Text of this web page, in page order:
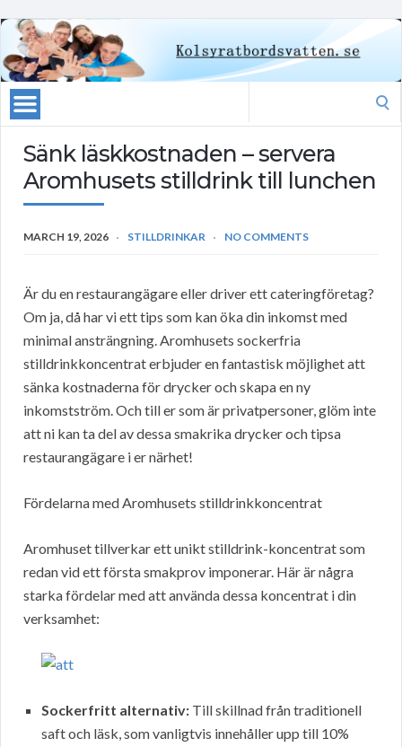
Sänk läskkostnaden – servera
Aromhusets stilldrink till lunchen
MARCH 19, 2026 STILLDRINKAR NO COMMENTS
Är du en restaurangägare eller driver ett cateringföretag?
Om ja, då har vi ett tips som kan öka din inkomst med
minimal ansträngning. Aromhusets sockerfria
stilldrinkkoncentrat erbjuder en fantastisk möjlighet att
sänka kostnaderna för drycker och skapa en ny
inkomstström. Och till er som är privatpersoner, glöm inte
att ni kan ta del av dessa smakrika drycker och tipsa
restaurangägare i er närhet!
Fördelarna med Aromhusets stilldrinkkoncentrat
Aromhuset tillverkar ett unikt stilldrink-koncentrat som
redan vid ett första smakprov imponerar. Här är några
starka fördelar med att använda dessa koncentrat i din
verksamhet:
Sockerfritt alternativ: Till skillnad från traditionell
saft och läsk, som vanligtvis innehåller upp till 10%